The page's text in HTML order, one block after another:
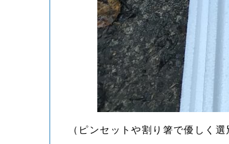
（ピンセットや割り箸で優しく